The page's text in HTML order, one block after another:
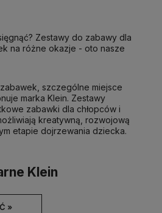
Klein
szczególne miejsce
marka Klein. Zestawy
zabawki dla chłopców i
kreatywną, rozwojową
etapie dojrzewania dziecka.
Zestawy do zabawy dla
na różne okazje - oto nasze
»